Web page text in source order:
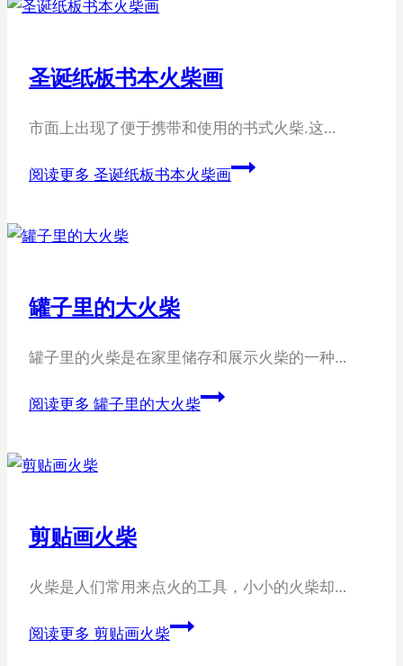
圣诞纸板书本火柴画
市面上出现了便于携带和使用的书式火柴.这…
阅读更多 圣诞纸板书本火柴画
罐子里的大火柴
罐子里的火柴是在家里储存和展示火柴的一种…
阅读更多 罐子里的大火柴
剪贴画火柴
火柴是人们常用来点火的工具，小小的火柴却…
阅读更多 剪贴画火柴